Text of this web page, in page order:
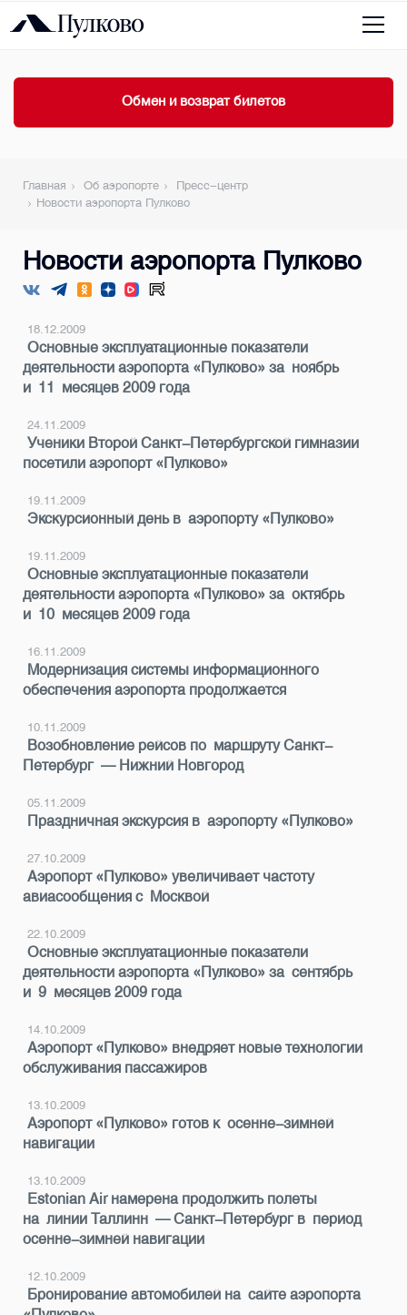
Обмен и возврат билетов
Главная Об аэропорте
Пресс-центр
Новости аэропорта Пулково
Новости аэропорта Пулково
18.12.2009
Основные эксплуатационные показатели
деятельности аэропорта «Пулково» за ноябрь
и 11 месяцев 2009 года
24.11.2009
Ученики Второй Санкт-Петербургской гимназии
посетили аэропорт «Пулково»
19.11.2009
Экскурсионный день в аэропорту «Пулково»
19.11.2009
Основные эксплуатационные показатели
деятельности аэропорта «Пулково» за октябрь
и 10 месяцев 2009 года
16.11.2009
Модернизация системы информационного
обеспечения аэропорта продолжается
10.11.2009
Возобновление рейсов по маршруту Санкт-
Петербург — Нижний Новгород
05.11.2009
Праздничная экскурсия в аэропорту «Пулково»
27.10.2009
Аэропорт «Пулково» увеличивает частоту
авиасообщения с Москвой
22.10.2009
Основные эксплуатационные показатели
деятельности аэропорта «Пулково» за сентябрь
и 9 месяцев 2009 года
14.10.2009
Аэропорт «Пулково» внедряет новые технологии
обслуживания пассажиров
13.10.2009
Аэропорт «Пулково» готов к осенне-зимней
навигации
13.10.2009
Estonian Air намерена продолжить полеты
на линии Таллинн — Санкт-Петербург в период
осенне-зимней навигации
12.10.2009
Бронирование автомобилей на сайте аэропорта